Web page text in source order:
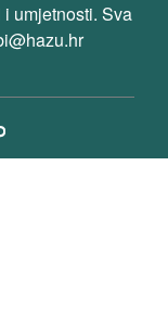
umjetnosti. Sva